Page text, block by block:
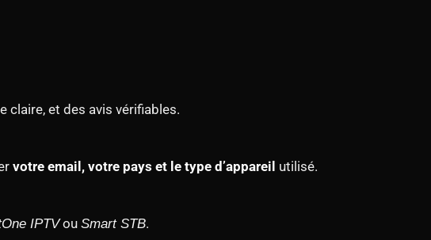
claire, et des avis vérifiables.
votre email, votre pays et le type d’appareil utilisé.
IPTVou Smart STB.